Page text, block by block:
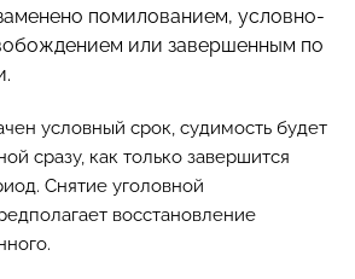
помилованием, условно-
или завершенным по
условный срок, судимость будет
сразу, как только завершится
Снятие уголовной
восстановление